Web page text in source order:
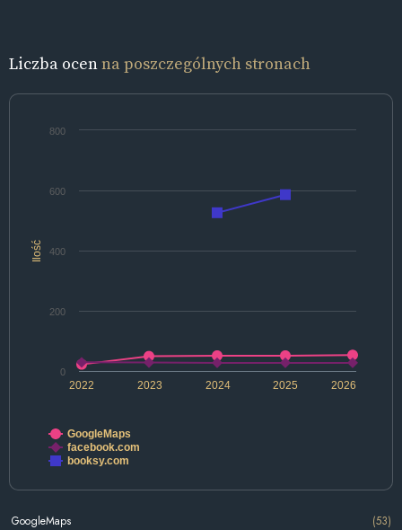
Liczba ocenna poszczególnych stronach
Ilość
2022 2024 2026
2023 2025
0
200
400
600
800
GoogleMaps
facebook.com
booksy.com
GoogleMaps
(53)